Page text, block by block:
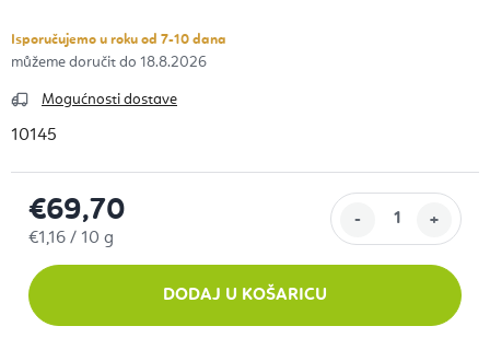
Isporučujemo u roku od 7-10 dana
18.8.2026
Mogućnosti dostave
10145
€69,70
Izračunaj cijenu:
€1,16 / 10 g
DODAJ U KOŠARICU